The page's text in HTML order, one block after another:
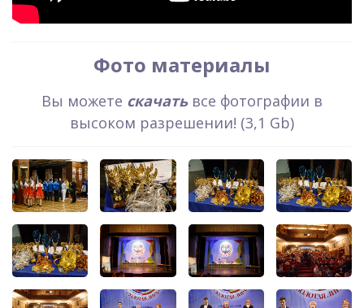
Фото материалы
Вы можете скачатьвсе фотографии в
высоком разрешении! (3,1 Gb)